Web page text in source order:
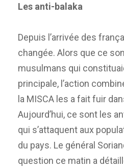
Les anti-balaka
Depuis l’arrivée des
changée. Alors que ce
musulmans qui
principale, l’action
la MISCA les a fait fuir
Aujourd’hui, ce sont les
qui s’attaquent aux
du pays. Le général
question ce matin a